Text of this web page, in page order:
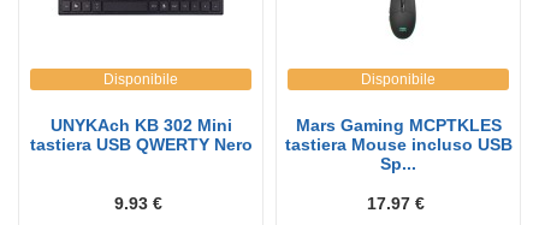
Disponibile
UNYKAch KB 302 Mini
tastiera USB QWERTY Nero
9.93 €
Disponibile
Mars Gaming MCPTKLES
tastiera Mouse incluso USB
Sp...
17.97 €